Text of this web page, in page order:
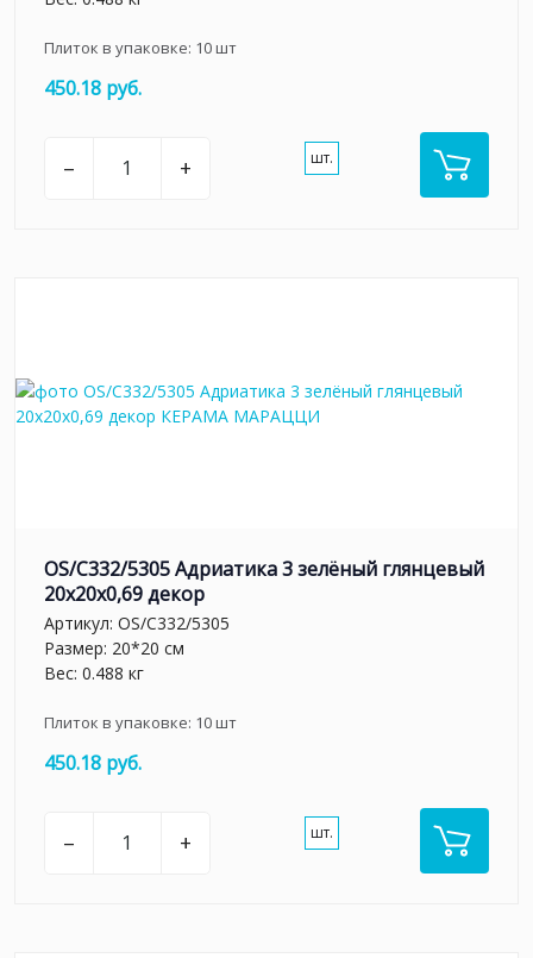
Плиток в упаковке: 10шт
450.18 руб.
– + шт.
OS/C332/5305 Адриатика 3 зелёный глянцевый
20x20x0,69 декор
Артикул: OS/C332/5305
Размер: 20*20 см
Вес: 0.488 кг
Плиток в упаковке: 10шт
450.18 руб.
– + шт.